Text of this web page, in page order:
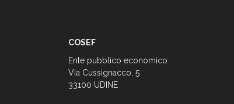
COSEF
Ente pubblico economico
Via Cussignacco, 5
33100 UDINE